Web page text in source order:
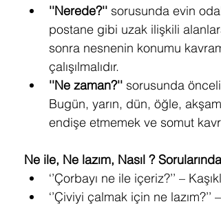
''Nerede?'' sorusunda evin
postane gibi uzak ilişkili
sonra nesnenin konumu
çalışılmalıdır.
''Ne zaman?'' sorusunda
Bugün, yarın, dün, öğle,
endişe etmemek ve somut
Ne ile, Ne lazım, Nasıl ?
‘’Çorbayı ne ile içeriz?’’ –
‘’Çiviyi çalmak için ne lazım?’’